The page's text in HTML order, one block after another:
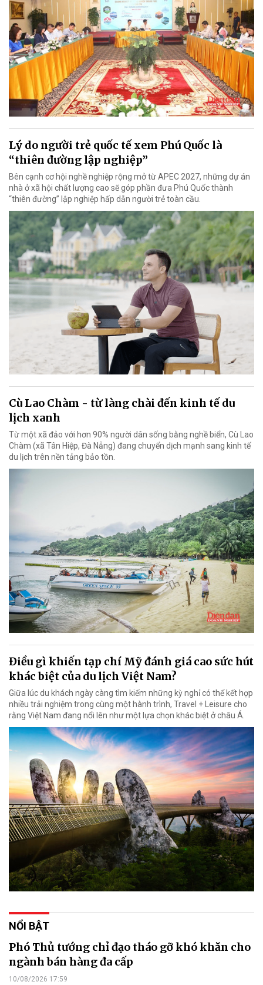
Lý do người trẻ quốc tế xem Phú Quốc là
“thiên đường lập nghiệp”
Bên cạnh cơ hội nghề nghiệp rộng mở từ APEC 2027, những dự án
nhà ở xã hội chất lượng cao sẽ góp phần đưa Phú Quốc thành
“thiên đường” lập nghiệp hấp dẫn người trẻ toàn cầu.
Cù Lao Chàm - từ làng chài đến kinh tế du
lịch xanh
Từ một xã đảo với hơn 90% người dân sống bằng nghề biển, Cù Lao
Chàm (xã Tân Hiệp, Đà Nẵng) đang chuyển dịch mạnh sang kinh tế
du lịch trên nền tảng bảo tồn.
Điều gì khiến tạp chí Mỹ đánh giá cao sức hút
khác biệt của du lịch Việt Nam?
Giữa lúc du khách ngày càng tìm kiếm những kỳ nghỉ có thể kết hợp
nhiều trải nghiệm trong cùng một hành trình, Travel + Leisure cho
rằng Việt Nam đang nổi lên như một lựa chọn khác biệt ở châu Á.
NỔI BẬT
Phó Thủ tướng chỉ đạo tháo gỡ khó khăn cho
ngành bán hàng đa cấp
10/08/2026 17:59